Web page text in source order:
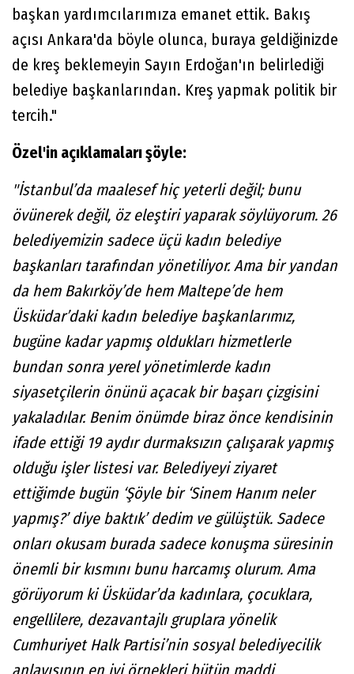
başkan yardımcılarımıza emanet ettik. Bakış
açısı Ankara'da böyle olunca, buraya geldiğinizde
de kreş beklemeyin Sayın Erdoğan'ın belirlediği
belediye başkanlarından. Kreş yapmak politik bir
tercih."
Özel'in açıklamaları şöyle:
"İstanbul’da maalesef hiç yeterli değil; bunu
övünerek değil, öz eleştiri yaparak söylüyorum. 26
belediyemizin sadece üçü kadın belediye
başkanları tarafından yönetiliyor. Ama bir yandan
da hem Bakırköy’de hem Maltepe’de hem
Üsküdar’daki kadın belediye başkanlarımız,
bugüne kadar yapmış oldukları hizmetlerle
bundan sonra yerel yönetimlerde kadın
siyasetçilerin önünü açacak bir başarı çizgisini
yakaladılar. Benim önümde biraz önce kendisinin
ifade ettiği 19 aydır durmaksızın çalışarak yapmış
olduğu işler listesi var. Belediyeyi ziyaret
ettiğimde bugün ‘Şöyle bir ‘Sinem Hanım neler
yapmış?’ diye baktık’ dedim ve gülüştük. Sadece
onları okusam burada sadece konuşma süresinin
önemli bir kısmını bunu harcamış olurum. Ama
görüyorum ki Üsküdar’da kadınlara, çocuklara,
engellilere, dezavantajlı gruplara yönelik
Cumhuriyet Halk Partisi’nin sosyal belediyecilik
anlayışının en iyi örnekleri bütün maddi